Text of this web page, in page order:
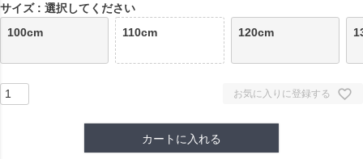
サイズ
選択してください
100cm
110cm 120cm
お気に入りに登録する
カートに入れる